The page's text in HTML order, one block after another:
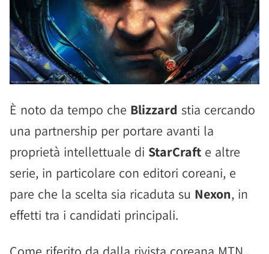
È noto da tempo che Blizzard stia cercando
una partnership per portare avanti la
proprietà intellettuale di StarCraft e altre
serie, in particolare con editori coreani, e
pare che la scelta sia ricaduta su Nexon, in
effetti tra i candidati principali.